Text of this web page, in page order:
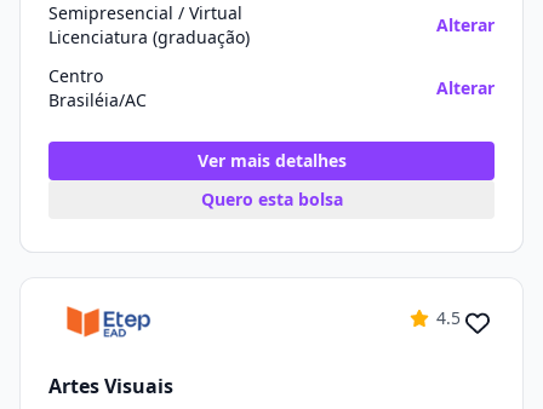
Semipresencial / Virtual
Licenciatura (graduação)
Alterar
Centro
Brasiléia/AC
Alterar
Ver mais detalhes
Quero esta bolsa
4.5
Artes Visuais